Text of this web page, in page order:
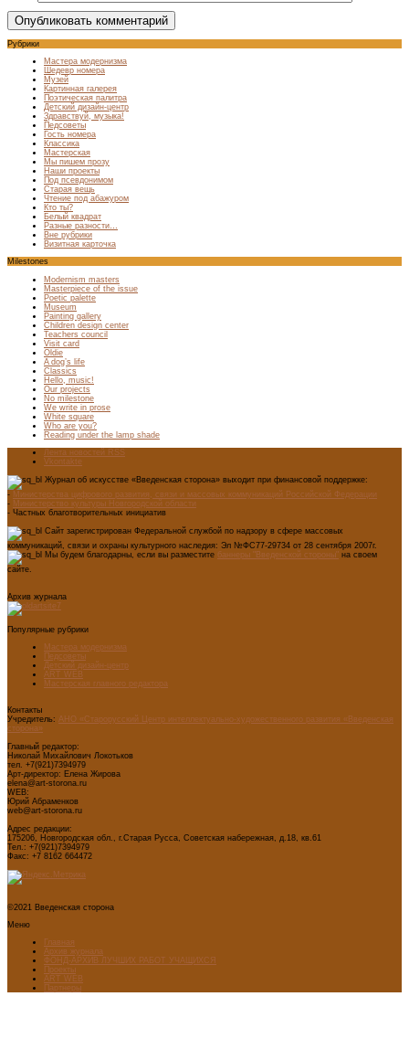
Рубрики
Мастера модернизма
Шедевр номера
Музей
Картинная галерея
Поэтическая палитра
Детский дизайн-центр
Здравствуй, музыка!
Педсоветы
Гость номера
Классика
Мастерская
Мы пишем прозу
Наши проекты
Под псевдонимом
Старая вещь
Чтение под абажуром
Кто ты?
Белый квадрат
Разные разности…
Вне рубрики
Визитная карточка
Milestones
Modernism masters
Masterpiece of the issue
Poetic palette
Museum
Painting gallery
Children design center
Teachers council
Visit card
Oldie
A dog’s life
Classics
Hello, music!
Our projects
No milestone
We write in prose
White square
Who are you?
Reading under the lamp shade
Лента новостей RSS
Vkontakte
Журнал об искусстве «Введенская сторона» выходит при финансовой поддержке:
- Министерства цифрового развития, связи и массовых коммуникаций Российской Федерации
- Министерство культуры Новгородской области
- Частных благотворительных инициатив
Сайт зарегистрирован Федеральной службой по надзору в сфере массовых
коммуникаций, связи и охраны культурного наследия: Эл №ФС77-29734 от 28 сентября 2007г.
Мы будем благодарны, если вы разместите баннеры "Введенской стороны" на своем
сайте.
Архив журнала
Популярные рубрики
Мастера модернизма
Педсоветы
Детский дизайн-центр
ART WEB
Мастерская главного редактора
Контакты
Учредитель: АНО «Старорусский Центр интеллектуально-художественного развития «Введенская
сторона»
Главный редактор:
Николай Михайлович Локотьков
тел. +7(921)7394979
Арт-директор: Елена Жирова
elena@art-storona.ru
WEB:
Юрий Абраменков
web@art-storona.ru
Адрес редакции:
175206, Новгородская обл., г.Старая Русса, Советская набережная, д.18, кв.61
Тел.: +7(921)7394979
Факс: +7 8162 664472
©2021 Введенская сторона
Меню
Главная
Архив журнала
ФОНД-АРХИВ ЛУЧШИХ РАБОТ УЧАЩИХСЯ
Проекты
ART WEB
Партнеры